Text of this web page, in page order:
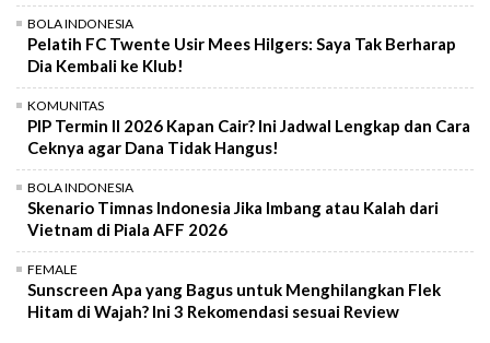
BOLA INDONESIA
Pelatih FC Twente Usir Mees Hilgers: Saya Tak Berharap
Dia Kembali ke Klub!
KOMUNITAS
PIP Termin II 2026 Kapan Cair? Ini Jadwal Lengkap dan Cara
Ceknya agar Dana Tidak Hangus!
BOLA INDONESIA
Skenario Timnas Indonesia Jika Imbang atau Kalah dari
Vietnam di Piala AFF 2026
FEMALE
Sunscreen Apa yang Bagus untuk Menghilangkan Flek
Hitam di Wajah? Ini 3 Rekomendasi sesuai Review